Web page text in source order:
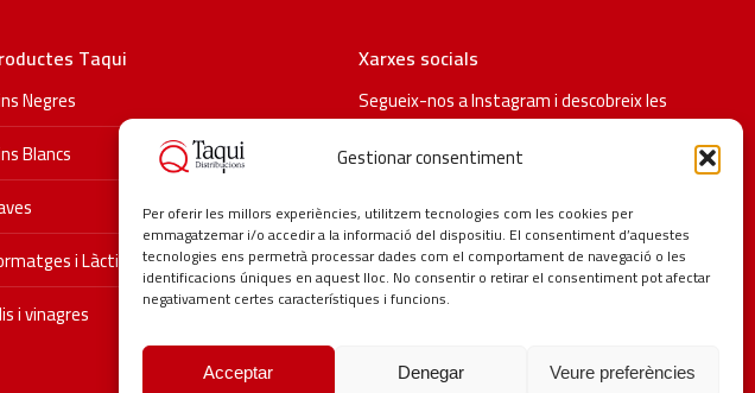
Gestionar consentiment
Per oferir les millors experiències, utilitzem tecnologies com les cookies per
emmagatzemar i/o accedir a la informació del dispositiu. El consentiment d’aquestes
tecnologies ens permetrà processar dades com el comportament de navegació o les
identificacions úniques en aquest lloc. No consentir o retirar el consentiment pot afectar
negativament certes característiques i funcions.
Acceptar Denegar Veure preferències
Taqui
Negres
Blancs
i Làctics
i vinagres
Xarxes socials
Segueix-nos a Instagram i descobreix les
últimes promocions i novetats de Taqui.
#taqui #distribucionstaqui #restauracio